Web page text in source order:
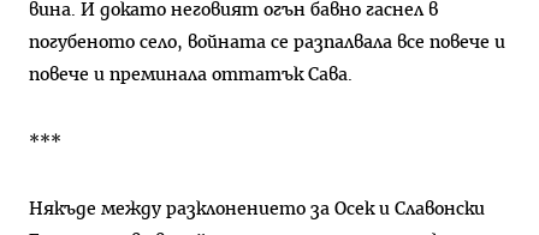
вина. И докато неговият огън бавно гаснел в
погубеното село, войната се разпалвала все повече и
повече и преминала оттатък Сава.
***
Някъде между разклонението за Осек и Славонски